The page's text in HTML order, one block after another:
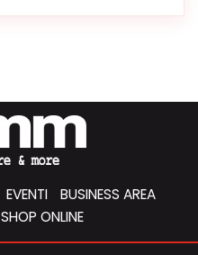
EVENTI
BUSINESS AREA
SHOP ONLINE